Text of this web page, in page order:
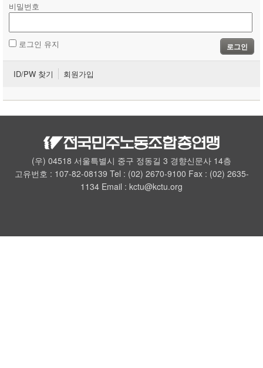
비밀번호
로그인 유지 로그인
ID/PW 찾기 회원가입
(우) 04518 서울특별시 중구 정동길 3 경향신문사 14층
고유번호 : 107-82-08139 Tel : (02) 2670-9100 Fax : (02) 2635-
1134 Email : kctu@kctu.org